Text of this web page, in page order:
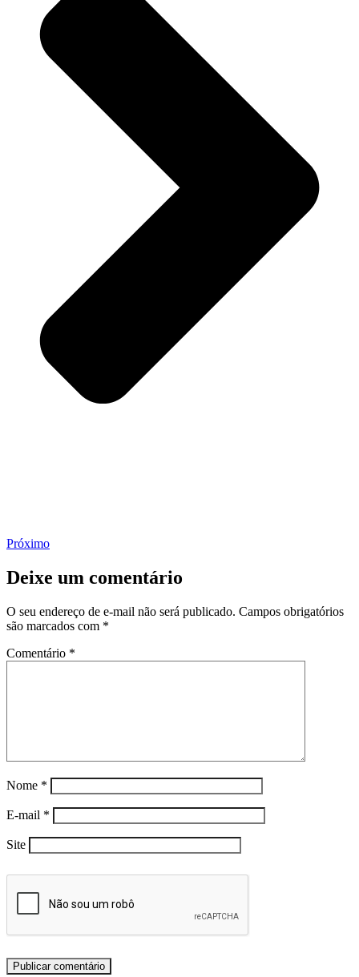
Próximo
Deixe um comentário
O seu endereço de e-mail não será publicado. Campos obrigatórios
são marcados com *
Comentário *
Nome *
E-mail *
Site